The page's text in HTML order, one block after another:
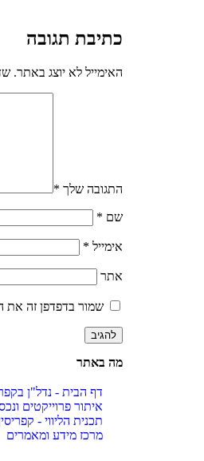
כתיבת תגובה
האימייל לא יוצג באתר.
התגובה שלך *
שם *
אימייל *
אתר
שמור בדפדפן זה את
מה באתר
דף הבית - נדל"ן
איתור פרוייקטים
תכנית הליווי - קפריסין
מרכז מידע ומאמרים